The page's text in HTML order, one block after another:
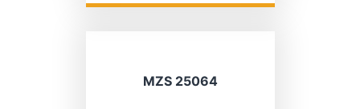
MZS 25064